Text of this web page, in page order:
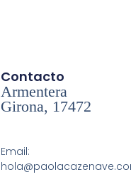
Contacto
Armentera
Girona, 17472
Email: